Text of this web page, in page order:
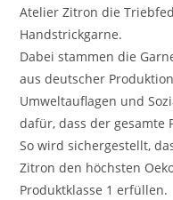
Atelier Zitron die
Handstrickgarne.
Dabei stammen die
aus deutscher
Umweltauflagen und
dafür, dass der
So wird sichergestellt,
Zitron den höchsten
Produktklasse 1 erfüllen.